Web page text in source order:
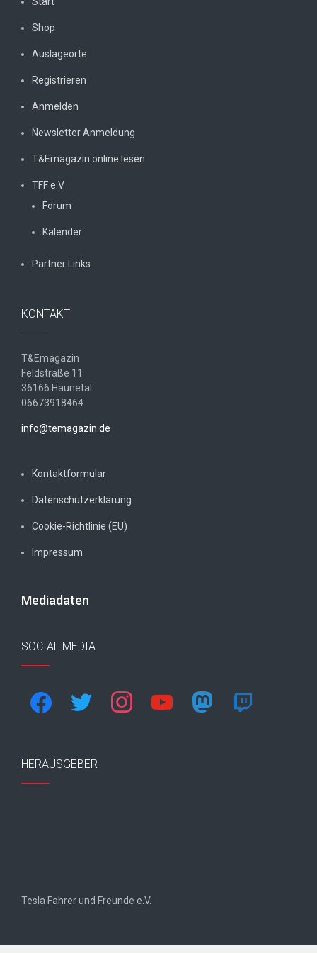
Shop
Auslageorte
Registrieren
Anmelden
Newsletter Anmeldung
T&Emagazin online lesen
TFF e.V.
Forum
Kalender
Partner Links
KONTAKT
T&Emagazin
Feldstraße 11
36166 Haunetal
06673918464
info@temagazin.de
Kontaktformular
Datenschutzerklärung
Cookie-Richtlinie (EU)
Impressum
Mediadaten
SOCIAL MEDIA
facebook twitter instagram youtube mastodon twitch
HERAUSGEBER
Tesla Fahrer und Freunde e.V.